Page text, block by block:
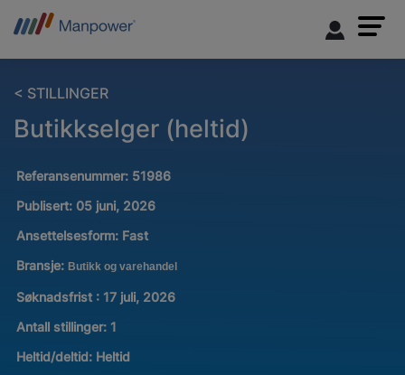
< STILLINGER
Butikkselger (heltid)
Referansenummer: 51986
Publisert: 05 juni, 2026
Ansettelsesform: Fast
Bransje: Butikk og varehandel
Søknadsfrist : 17 juli, 2026
Antall stillinger: 1
Heltid/deltid: Heltid